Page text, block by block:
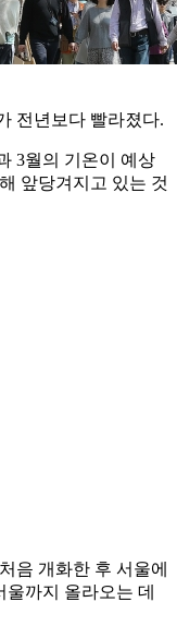
전년보다 빨라졌다.
3월의 기온이 예상
앞당겨지고 있는 것
음 개화한 후 서울에
까지 올라오는 데